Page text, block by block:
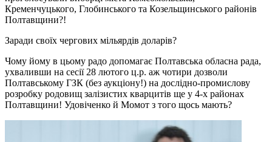
Кременчуцького, Глобинського та Козельщинського районів
Полтавщини?!
Заради своїх чергових мільярдів доларів?
Чому йому в цьому радо допомагає Полтавська обласна рада,
ухваливши на сесії 28 лютого ц.р. аж чотири дозволи
Полтавському ГЗК (без аукціону!) на дослідно-промислову
розробку родовищ залізистих кварцитів ще у 4-х районах
Полтавщини! Удовіченко й Момот з того щось мають?